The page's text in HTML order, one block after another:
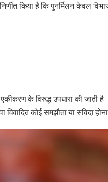
किया है कि पुनर्मिलन केवल
के विरुद्ध उपधारा की
कोई समझौता या संविदा